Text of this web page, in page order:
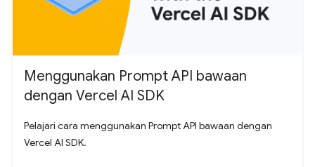
Menggunakan Prompt API bawaan
dengan Vercel AI SDK
Pelajari cara menggunakan Prompt API bawaan dengan
Vercel AI SDK.